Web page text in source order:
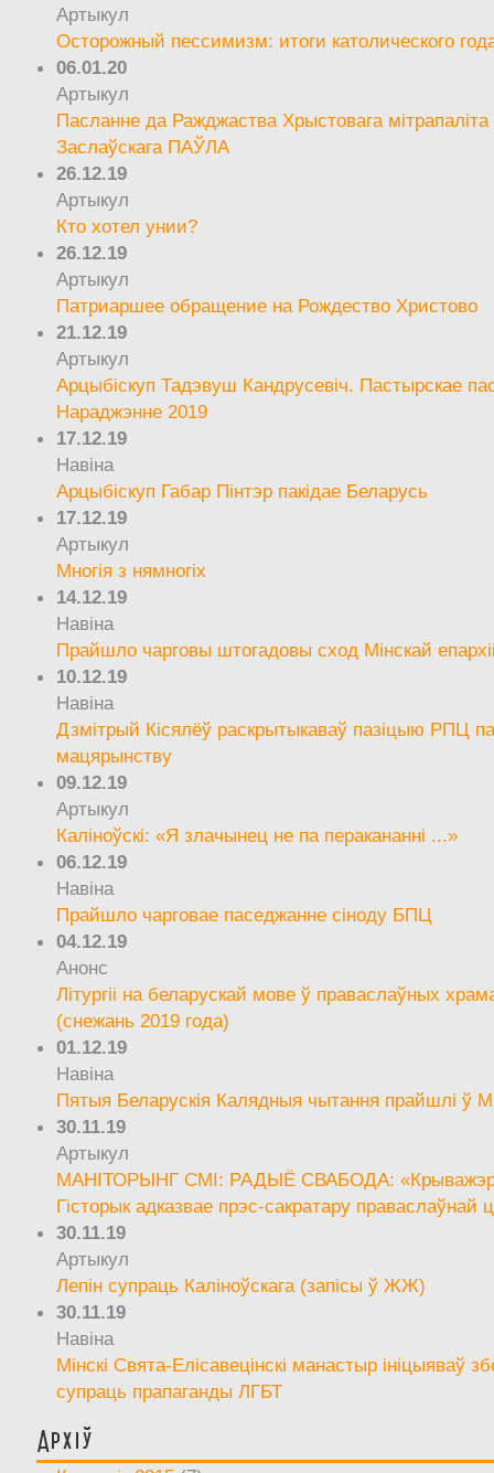
Артыкул
Осторожный пессимизм: итоги католического
06.01.20
Артыкул
Пасланне да Ражджаства Хрыстовага мітрапаліта
Заслаўскага ПАЎЛА
26.12.19
Артыкул
Кто хотел унии?
26.12.19
Артыкул
Патриаршее обращение на Рождество Христово
21.12.19
Артыкул
Арцыбіскуп Тадэвуш Кандрусевіч. Пастырскае
Нараджэнне 2019
17.12.19
Навіна
Арцыбіскуп Габар Пінтэр пакідае Беларусь
17.12.19
Артыкул
Многія з нямногіх
14.12.19
Навіна
Прайшло чарговы штогадовы сход Мінскай
10.12.19
Навіна
Дзмітрый Кісялёў раскрытыкаваў пазіцыю РПЦ
мацярынству
09.12.19
Артыкул
Каліноўскі: «Я злачынец не па перакананні ...»
06.12.19
Навіна
Прайшло чарговае паседжанне сіноду БПЦ
04.12.19
Анонс
Літургіі на беларускай мове ў праваслаўных
(снежань 2019 года)
01.12.19
Навіна
Пятыя Беларускія Калядныя чытання прайшлі ў
30.11.19
Артыкул
МАНІТОРЫНГ СМІ: РАДЫЁ СВАБОДА:
Гісторык адказвае прэс-сакратару праваслаўнай
30.11.19
Артыкул
Лепін супраць Каліноўскага (запісы ў ЖЖ)
30.11.19
Навіна
Мінскі Свята-Елісавецінскі манастыр ініцыяваў
супраць прапаганды ЛГБТ
Архіў